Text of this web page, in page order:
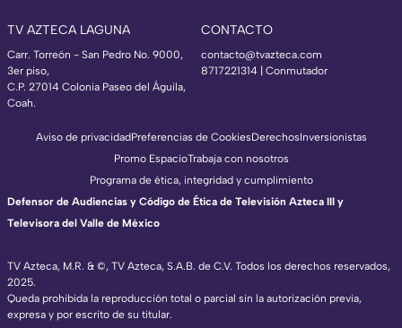
TV AZTECA LAGUNA
Carr. Torreón - San Pedro No. 9000,
3er piso,
C.P. 27014 Colonia Paseo del Águila,
Coah.
CONTACTO
contacto@tvazteca.com
8717221314 | Conmutador
TV Azteca, M.R. & ©, TV Azteca, S.A.B. de C.V. Todos los derechos reservados,
2025.
Queda prohibida la reproducción total o parcial sin la autorización previa,
expresa y por escrito de su titular.
Aviso de privacidadPreferencias de CookiesDerechosInversionistas
Promo EspacioTrabaja con nosotros
Programa de ética, integridad y cumplimiento
Defensor de Audiencias y Código de Ética de Televisión Azteca III y
Televisora del Valle de México